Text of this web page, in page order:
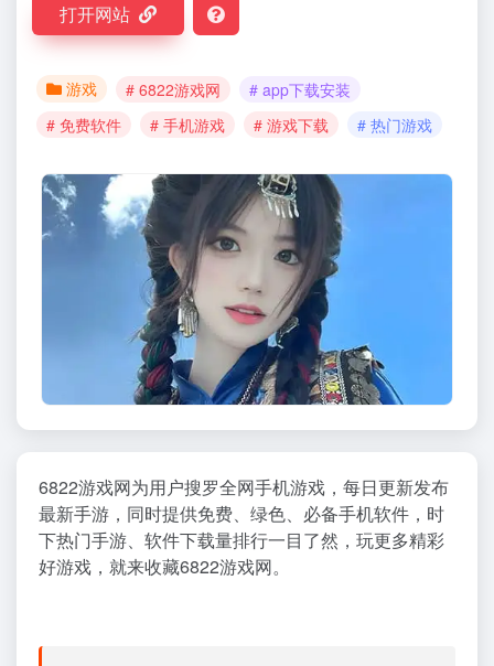
打开网站
游戏 # 6822游戏网
# app下载安装
# 免费软件
# 手机游戏 # 游戏下载 # 热门游戏
6822游戏网为用户搜罗全网手机游戏，每日更新发布
最新手游，同时提供免费、绿色、必备手机软件，时
下热门手游、软件下载量排行一目了然，玩更多精彩
好游戏，就来收藏6822游戏网。